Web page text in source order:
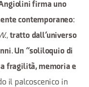
firma uno
contemporaneo:
, tratto dall’universo
. Un “soliloquio di
fragilità, memoria e
il palcoscenico in